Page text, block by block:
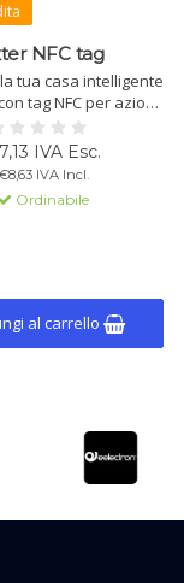
NFC tag
tua casa intelligente
tag NFC per azioni
sulla posizione e
Configurazione
integrazione senza
di continuità con i
visualizzazione xxter.
IVA Esc.
€8,63 IVA Incl.
Ordinabile
al carrello